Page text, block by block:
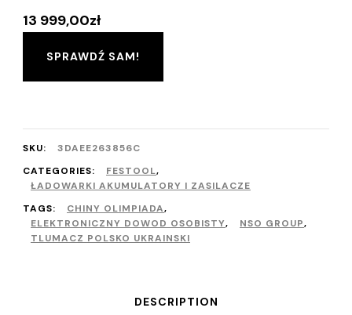
13 999,00zł
SPRAWDŹ SAM!
SKU:
3DAEE263856C
CATEGORIES:
FESTOOL,
ŁADOWARKI AKUMULATORY I ZASILACZE
TAGS:
CHINY OLIMPIADA,
ELEKTRONICZNY DOWOD OSOBISTY, NSO GROUP,
TLUMACZ POLSKO UKRAINSKI
DESCRIPTION